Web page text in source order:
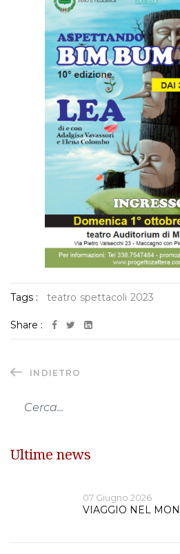
Tags : teatro spettacoli 2023
Share :
INDIETRO
Ultime news
07 Giugno 2026
VIAGGIO NEL